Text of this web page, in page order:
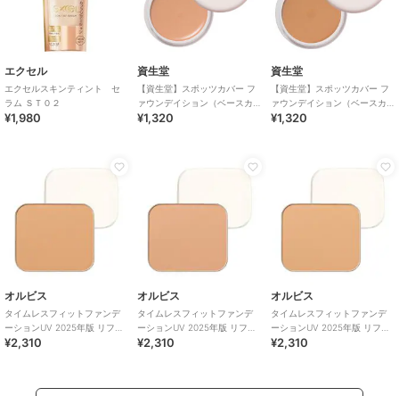
エクセル
エクセルスキンティント セ
ラム ＳＴ０２
¥1,980
資生堂
【資生堂】スポッツカバー フ
ァウンデイション（ベースカ
ラー） S300
¥1,320
資生堂
【資生堂】スポッツカバー フ
ァウンデイション（ベースカ
ラー） S101
¥1,320
オルビス
タイムレスフィットファンデ
ーションUV 2025年版 リフィ
ル（専用パフ付） ナチュラル
¥2,310
オルビス
タイムレスフィットファンデ
ーションUV 2025年版 リフィ
ル（専用パフ付） ピンクナチ
¥2,310
オルビス
タイムレスフィットファンデ
ーションUV 2025年版 リフィ
ル（専用パフ付） ナチュラル
¥2,310